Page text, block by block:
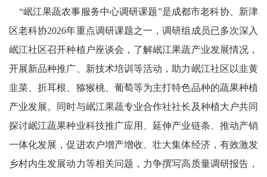
“岷江果蔬农事服务中心调研课题”是成都市老科协、新津
区老科协2026年重点调研课题之一，调研组成员已多次深入
岷江社区召开种植户座谈会，了解岷江果蔬产业发展情况，
开展新品种推广、新技术培训等活动，助力岷江社区以韭黄
韭菜、折耳根、猕猴桃、葡萄等为主打特色品种的蔬果种植
产业发展。同时与岷江果蔬专业合作社社长及种植大户共同
探讨岷江蔬果种业科技推广应用、延伸产业链条、推动产销
一体化发展，促进农户增产增收、壮大集体经济，有效激发
乡村内生发展动力等相关问题，力争撰写高质量调研报告，